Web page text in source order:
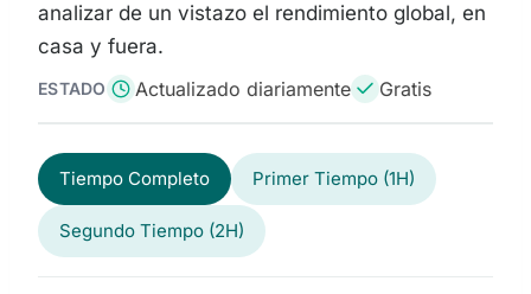
analizar de un vistazo el rendimiento global, en
casa y fuera.
ESTADO Actualizado diariamente Gratis
Tiempo Completo Primer Tiempo (1H)
Segundo Tiempo (2H)